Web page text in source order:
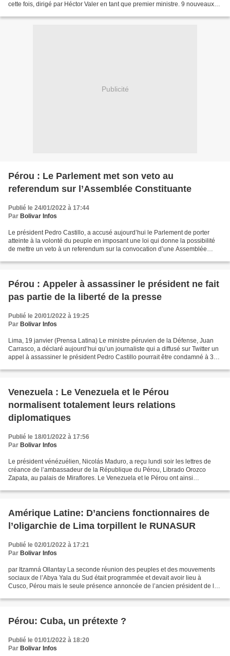
cette fois, dirigé par Héctor Valer en tant que premier ministre. 9 nouveaux
Publicité
Pérou : Le Parlement met son veto au
referendum sur l’Assemblée Constituante
Publié le 24/01/2022 à 17:44
Par Bolivar Infos
Le président Pedro Castillo, a accusé aujourd’hui le Parlement de porter
atteinte à la volonté du peuple en imposant une loi qui donne la possibilité
de mettre un veto à un referendum sur la convocation d’une Assemblée
Pérou : Appeler à assassiner le président ne fait
pas partie de la liberté de la presse
Publié le 20/01/2022 à 19:25
Par Bolivar Infos
Lima, 19 janvier (Prensa Latina) Le ministre péruvien de la Défense, Juan
Carrasco, a déclaré aujourd’hui qu’un journaliste qui a diffusé sur Twitter un
appel à assassiner le président Pedro Castillo pourrait être condamné à 35
Venezuela : Le Venezuela et le Pérou
normalisent totalement leurs relations
diplomatiques
Publié le 18/01/2022 à 17:56
Par Bolivar Infos
Le président vénézuélien, Nicolás Maduro, a reçu lundi soir les lettres de
créance de l’ambassadeur de la République du Pérou, Librado Orozco
Zapata, au palais de Miraflores. Le Venezuela et le Pérou ont ainsi
Amérique Latine: D’anciens fonctionnaires de
l’oligarchie de Lima torpillent le RUNASUR
Publié le 02/01/2022 à 17:21
Par Bolivar Infos
par Itzamná Ollantay La seconde réunion des peuples et des mouvements
sociaux de l’Abya Yala du Sud était programmée et devait avoir lieu à
Cusco, Pérou mais le seule présence annoncée de l’ancien président de la
Pérou: Cuba, un prétexte ?
Publié le 01/01/2022 à 18:20
Par Bolivar Infos